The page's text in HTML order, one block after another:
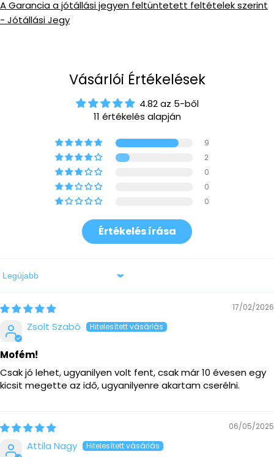
A Garancia a jótállási jegyen feltüntetett feltételek szerint
- Jótállási Jegy
Vásárlói Értékelések
4.82 az 5-ből
11 értékelés alapján
9
2
0
0
0
Értékelés írása
Sort by
17/02/2026
Zsolt Szabó
Mofém!
Csak jó lehet, ugyanilyen volt fent, csak már 10 évesen egy
kicsit megette az idő, ugyanilyenre akartam cserélni.
06/05/2025
Attila Nagy